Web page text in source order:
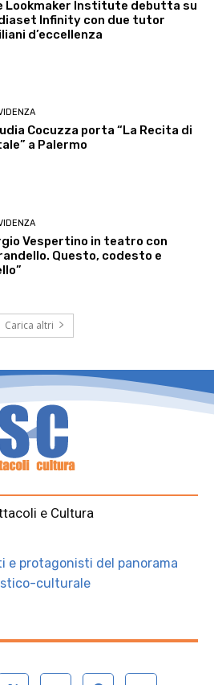
Lookmaker Institute debutta su
Infinity con due tutor
d’eccellenza
Cocuzza porta “La Recita di
a Palermo
Vespertino in teatro con
Questo, codesto e
Carica altri
e Cultura
e protagonisti del panorama
culturale